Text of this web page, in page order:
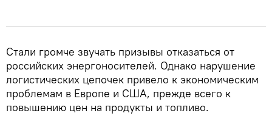
Стали громче звучать призывы отказаться от
российских энергоносителей. Однако нарушение
логистических цепочек привело к экономическим
проблемам в Европе и США, прежде всего к
повышению цен на продукты и топливо.